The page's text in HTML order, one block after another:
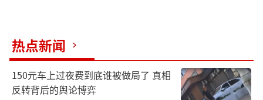
热点新闻
150元车上过夜费到底谁被做局了 真相
反转背后的舆论博弈